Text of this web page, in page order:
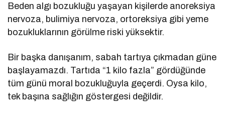
Beden algı bozukluğu yaşayan kişilerde anoreksiya
nervoza, bulimiya nervoza, ortoreksiya gibi yeme
bozukluklarının görülme riski yüksektir.
Bir başka danışanım, sabah tartıya çıkmadan güne
başlayamazdı. Tartıda “1 kilo fazla” gördüğünde
tüm günü moral bozukluğuyla geçerdi. Oysa kilo,
tek başına sağlığın göstergesi değildir.